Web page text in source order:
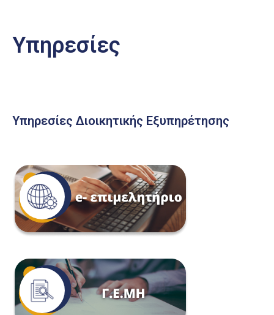
Υπηρεσίες
Υπηρεσίες Διοικητικής Εξυπηρέτησης